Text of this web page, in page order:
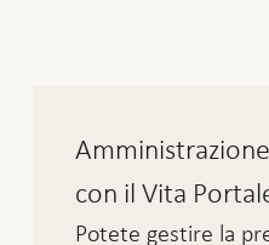
I costi sono
persona assicurata.
fare nulla.
Tutte le
con il Vita
Potete gestire la